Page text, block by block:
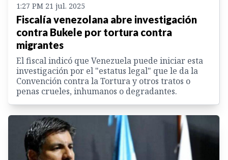
1:27 PM 21 jul. 2025
Fiscalía venezolana abre investigación
contra Bukele por tortura contra
migrantes
El fiscal indicó que Venezuela puede iniciar esta
investigación por el "estatus legal" que le da la
Convención contra la Tortura y otros tratos o
penas crueles, inhumanos o degradantes.